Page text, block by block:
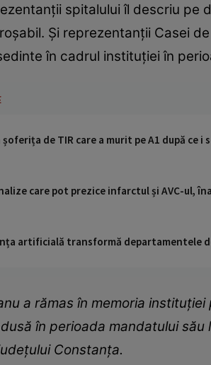
spitalului îl descriu pe
Și reprezentanții Casei
în cadrul instituției în
șoferița de TIR care a murit pe A1 după ce
care pot prezice infarctul și AVC-ul,
artificială transformă departamentele
a rămas în memoria
în perioada mandatului
Constanța.